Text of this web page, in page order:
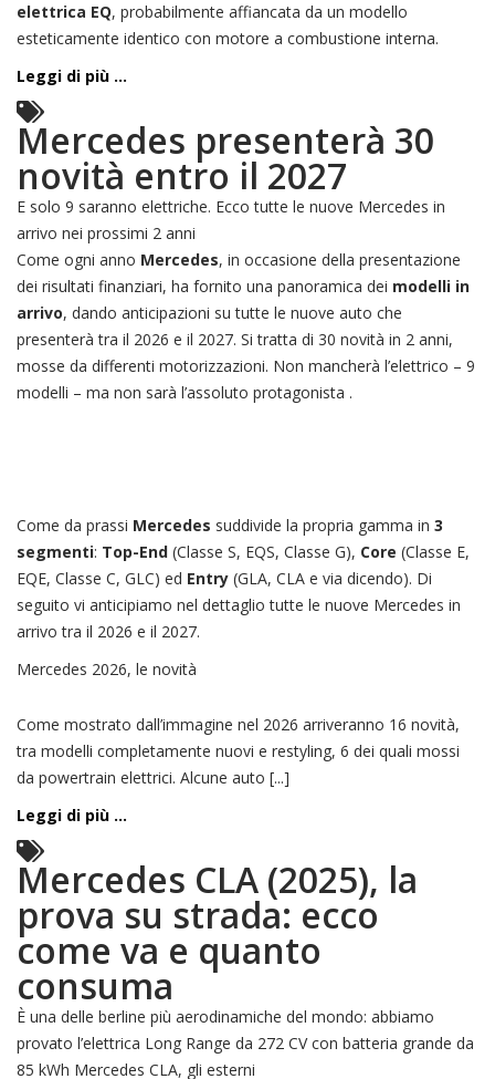
elettrica EQ, probabilmente affiancata da un modello
esteticamente identico con motore a combustione interna.
Leggi di più ...
Mercedes presenterà 30
novità entro il 2027
E solo 9 saranno elettriche. Ecco tutte le nuove Mercedes in
arrivo nei prossimi 2 anni
Come ogni anno Mercedes, in occasione della presentazione
dei risultati finanziari, ha fornito una panoramica dei modelli in
arrivo, dando anticipazioni su tutte le nuove auto che
presenterà tra il 2026 e il 2027. Si tratta di 30 novità in 2 anni,
mosse da differenti motorizzazioni. Non mancherà l’elettrico – 9
modelli – ma non sarà l’assoluto protagonista .
Come da prassi Mercedes suddivide la propria gamma in 3
segmenti: Top-End (Classe S, EQS, Classe G), Core (Classe E,
EQE, Classe C, GLC) ed Entry (GLA, CLA e via dicendo). Di
seguito vi anticipiamo nel dettaglio tutte le nuove Mercedes in
arrivo tra il 2026 e il 2027.
Mercedes 2026, le novità
Come mostrato dall’immagine nel 2026 arriveranno 16 novità,
tra modelli completamente nuovi e restyling, 6 dei quali mossi
da powertrain elettrici. Alcune auto [...]
Leggi di più ...
Mercedes CLA (2025), la
prova su strada: ecco
come va e quanto
consuma
È una delle berline più aerodinamiche del mondo: abbiamo
provato l’elettrica Long Range da 272 CV con batteria grande da
85 kWh Mercedes CLA, gli esterni